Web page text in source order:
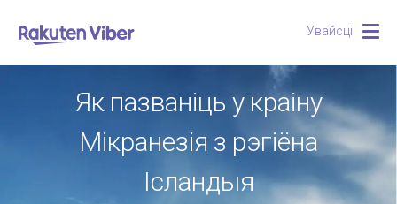
Увайсці
Як пазваніць у краіну
Мікранезія з рэгіёна
Ісландыя